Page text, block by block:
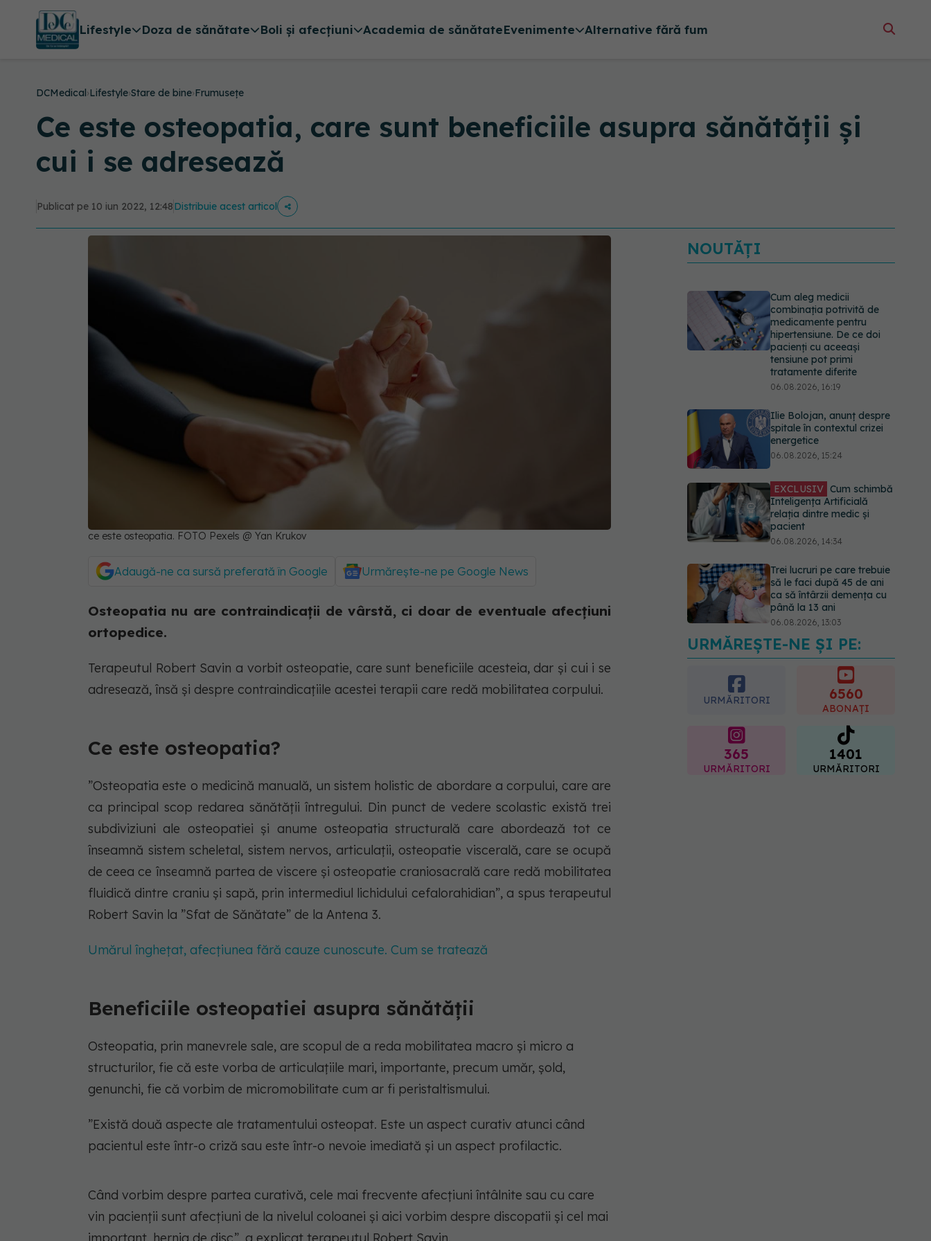
Lifestyle Doza de sănătate Boli și afecțiuni Academia de sănătateEvenimente Alternative fără fum
DCMedical›Lifestyle›Stare de bine›Frumusețe
Ce este osteopatia, care sunt beneficiile asupra sănătății și
cui i se adresează
Publicat pe 10 iun 2022, 12:48Distribuie acest articol
ce este osteopatia. FOTO Pexels @ Yan Krukov
Adaugă-ne ca sursă preferată în Google Urmărește-ne pe Google News
Osteopatia nu are contraindicații de vârstă, ci doar de eventuale afecțiuni
ortopedice.
Terapeutul Robert Savin a vorbit osteopatie, care sunt beneficiile acesteia, dar și cui i se
adresează, însă și despre contraindicațiile acestei terapii care redă mobilitatea corpului.
Ce este osteopatia?
”Osteopatia este o medicină manuală, un sistem holistic de abordare a corpului, care are
ca principal scop redarea sănătății întregului. Din punct de vedere scolastic există trei
subdiviziuni ale osteopatiei și anume osteopatia structurală care abordează tot ce
înseamnă sistem scheletal, sistem nervos, articulații, osteopatie viscerală, care se ocupă
de ceea ce înseamnă partea de viscere și osteopatie craniosacrală care redă mobilitatea
fluidică dintre craniu și sapă, prin intermediul lichidului cefalorahidian”, a spus terapeutul
Robert Savin la ”Sfat de Sănătate” de la Antena 3.
Umărul înghețat, afecțiunea fără cauze cunoscute. Cum se tratează
Beneficiile osteopatiei asupra sănătății
Osteopatia, prin manevrele sale, are scopul de a reda mobilitatea macro și micro a
structurilor, fie că este vorba de articulațiile mari, importante, precum umăr, șold,
genunchi, fie că vorbim de micromobilitate cum ar fi peristaltismului.
”Există două aspecte ale tratamentului osteopat. Este un aspect curativ atunci când
pacientul este într-o criză sau este într-o nevoie imediată și un aspect profilactic.
Când vorbim despre partea curativă, cele mai frecvente afecțiuni întâlnite sau cu care
vin pacienții sunt afecțiuni de la nivelul coloanei și aici vorbim despre discopatii și cel mai
important, hernia de disc”, a explicat terapeutul Robert Savin.
NOUTĂȚI
Cum aleg medicii
combinația potrivită de
medicamente pentru
hipertensiune. De ce doi
pacienți cu aceeași
tensiune pot primi
tratamente diferite
06.08.2026, 16:19
Ilie Bolojan, anunț despre
spitale în contextul crizei
energetice
06.08.2026, 15:24
EXCLUSIV Cum schimbă
Inteligența Artificială
relația dintre medic și
pacient
06.08.2026, 14:34
Trei lucruri pe care trebuie
să le faci după 45 de ani
ca să întârzii demența cu
până la 13 ani
06.08.2026, 13:03
Colebil și Panzcebil,
blocate temporar în
farmacii. ANMDMR
explică de ce a luat
URMĂREȘTE-NE ȘI PE:
URMĂRITORI 6560
ABONAȚI
365
URMĂRITORI
1401
URMĂRITORI